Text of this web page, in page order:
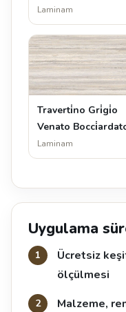
Laminam
Traverti̇no Gri̇gi̇o
Venato
Laminam
Uygulama
Ücretsiz
ölçülmesi
Malzeme,